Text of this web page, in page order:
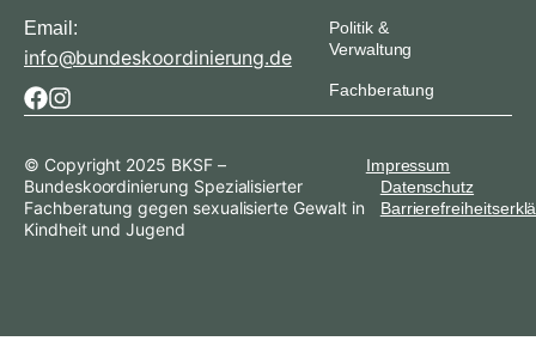
Email:
info@bundeskoordinierung.de
Politik &
Verwaltung
Fachberatung
© Copyright 2025 BKSF –
Bundeskoordinierung Spezialisierter
Fachberatung gegen sexualisierte Gewalt in
Kindheit und Jugend
Impressum
Datenschutz